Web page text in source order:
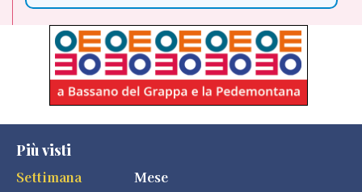
Più visti
Settimana
Mese